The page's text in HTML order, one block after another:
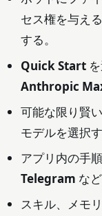
セス権を与え
する。
Quick Startを
Anthropic
可能な限り賢
モデルを選択す
アプリ内の手
Telegram な
スキル、メモ